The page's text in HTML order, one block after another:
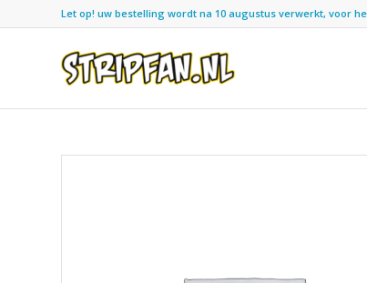
Let op! uw bestelling wordt na 10 augustus verwerkt, voor